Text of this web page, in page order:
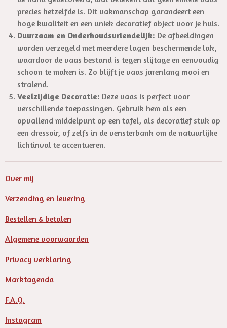
precies hetzelfde is. Dit vakmanschap garandeert een
hoge kwaliteit en een uniek decoratief object voor je huis.
Duurzaam en Onderhoudsvriendelijk: De afbeeldingen
worden verzegeld met meerdere lagen beschermende lak,
waardoor de vaas bestand is tegen slijtage en eenvoudig
schoon te maken is. Zo blijft je vaas jarenlang mooi en
stralend.
Veelzijdige Decoratie: Deze vaas is perfect voor
verschillende toepassingen. Gebruik hem als een
opvallend middelpunt op een tafel, als decoratief stuk op
een dressoir, of zelfs in de vensterbank om de natuurlijke
lichtinval te accentueren.
Over mij
Verzending en levering
Bestellen & betalen
Algemene voorwaarden
Privacy verklaring
Marktagenda
F.A.Q.
Instagram